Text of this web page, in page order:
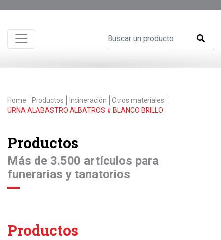
Home Productos Incineración
Otros materiales
URNA ALABASTRO ALBATROS # BLANCO BRILLO
Productos
Más de 3.500 artículos para
funerarias y tanatorios
Productos